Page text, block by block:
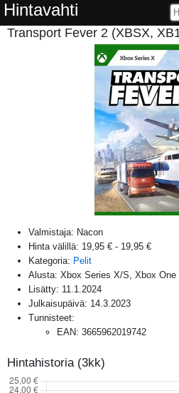
Hintavahti
Transport Fever 2 (XBSX,
Valmistaja: Nacon
Hinta välillä: 19,95 € - 19,95 €
Kategoria: Pelit
Alusta: Xbox Series X/S, Xbox One
Lisätty: 11.1.2024
Julkaisupäivä: 14.3.2023
Tunnisteet:
EAN: 3665962019742
Hintahistoria (3kk)